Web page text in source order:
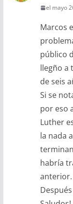
el mayo
Marcos
público
llegño a
de seis
Si se
por eso
Luther
la nada
habría
anterior.